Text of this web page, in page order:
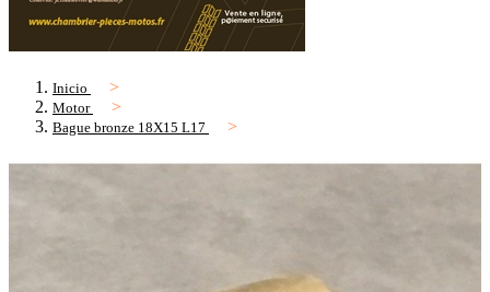
Inicio
Motor
Bague bronze 18X15 L17